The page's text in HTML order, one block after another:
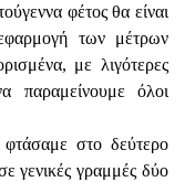
φέτος θα είναι
των μέτρων
με λιγότερες
παραμείνουμε όλοι
στο δεύτερο
γενικές γραμμές δύο